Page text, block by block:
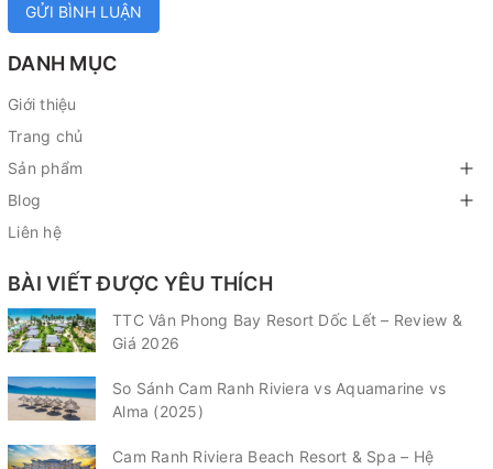
GỬI BÌNH LUẬN
DANH MỤC
Giới thiệu
Trang chủ
Sản phẩm
Blog
Liên hệ
BÀI VIẾT ĐƯỢC YÊU THÍCH
TTC Vân Phong Bay Resort Dốc Lết – Review &
Giá 2026
So Sánh Cam Ranh Riviera vs Aquamarine vs
Alma (2025)
Cam Ranh Riviera Beach Resort & Spa – Hệ